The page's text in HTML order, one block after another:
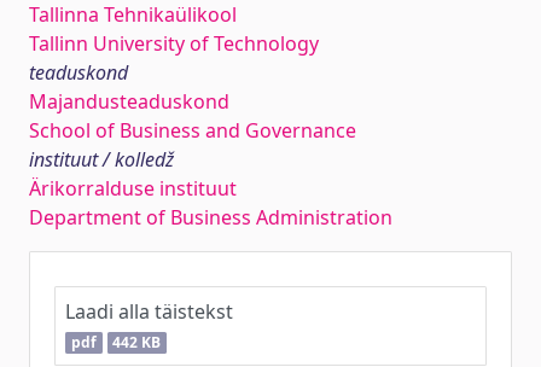
Tallinna Tehnikaülikool
Tallinn University of Technology
teaduskond
Majandusteaduskond
School of Business and Governance
instituut / kolledž
Ärikorralduse instituut
Department of Business Administration
Laadi alla täistekst
pdf 442 KB